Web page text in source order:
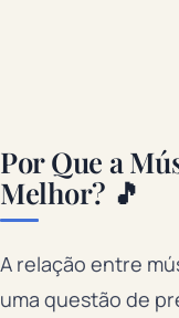
Por Que a
Melhor? 🎵
A relação entre
uma questão de